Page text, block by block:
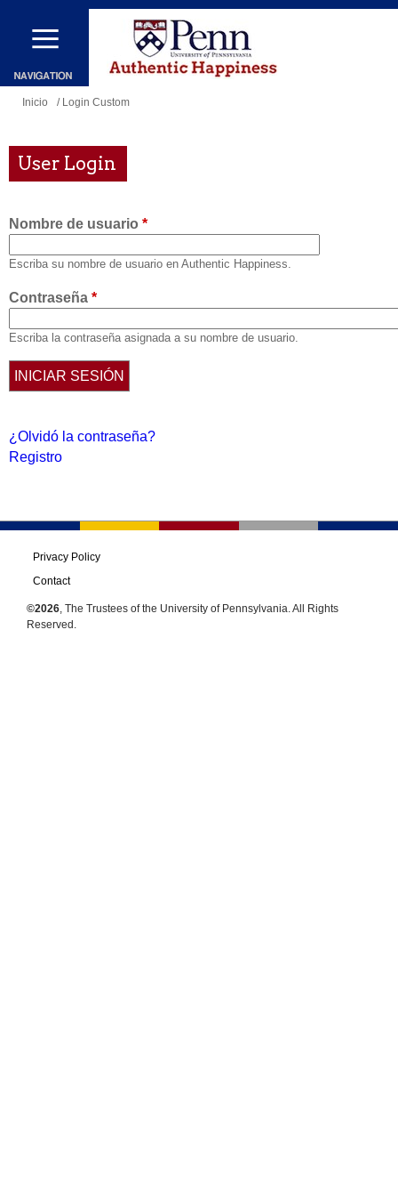
Pasar
contenido
principal
Se
usted
aquí
Inicio / Login Custom
User Login
Nombre de usuario *
Escriba su nombre de usuario en Authentic Happiness.
Contraseña *
Escriba la contraseña asignada a su nombre de usuario.
¿Olvidó la contraseña?
Registro
Privacy Policy
Contact
©2026, The Trustees of the University of Pennsylvania. All Rights
Reserved.